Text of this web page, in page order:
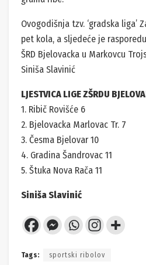
Ovogodišnja tzv. ‘gradska liga’
pet kola, a sljedeće je
ŠRD Bjelovacka u Markovcu
Siniša Slavinić
LJESTVICA LIGE ZŠRDU
1. Ribič Rovišće 6
2. Bjelovacka Marlovac Tr. 7
3. Česma Bjelovar 10
4. Gradina Šandrovac 11
5. Štuka Nova Rača 11
Siniša Slavinić
Tags: sportski ribolov